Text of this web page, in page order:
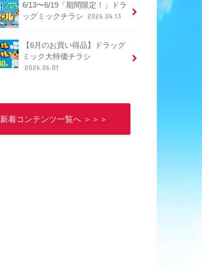
6/13〜6/19「期間限定！」ドラ
ッグミックチラシ
2026.06.13
【6月のお買い得品】ドラッグ
ミック大特価チラシ
2026.06.01
新着コンテンツ一覧へ ＞＞＞